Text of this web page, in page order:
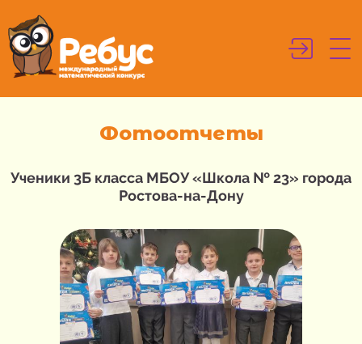
Фотоотчеты
Ученики 3Б класса МБОУ «Школа № 23» города
Ростова-на-Дону